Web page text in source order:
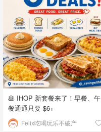
🥞 IHOP 新套餐来了！早餐、午
餐通通只要 $6+
Felix吃喝玩乐不破产